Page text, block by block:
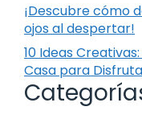
¡Descubre cómo
ojos al despertar!
10 Ideas
Casa para